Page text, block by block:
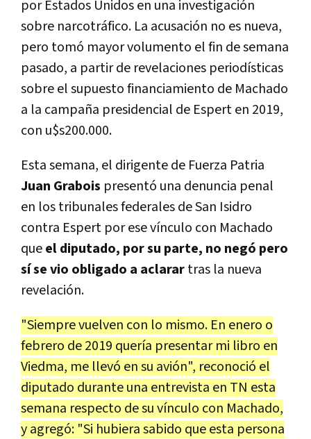
por Estados Unidos en una investigación
sobre narcotráfico. La acusación no es nueva,
pero tomó mayor volumento el fin de semana
pasado, a partir de revelaciones periodísticas
sobre el supuesto financiamiento de Machado
a la campaña presidencial de Espert en 2019,
con u$s200.000.
Esta semana, el dirigente de Fuerza Patria
Juan Grabois presentó una denuncia penal
en los tribunales federales de San Isidro
contra Espert por ese vínculo con Machado
queel diputado, por su parte, no negó pero
sí se vio obligado a aclarartras la nueva
revelación.
"Siempre vuelven con lo mismo. En enero o
febrero de 2019 quería presentar mi libro en
Viedma, me llevó en su avión", reconoció el
diputado durante una entrevista en TN esta
semana respecto de su vínculo con Machado,
y agregó: "Si hubiera sabido que esta persona